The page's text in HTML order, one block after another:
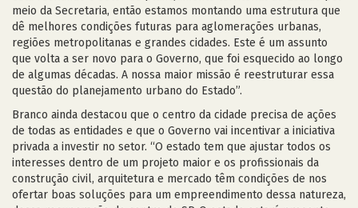
meio da Secretaria, então estamos montando uma estrutura que
dê melhores condições futuras para aglomerações urbanas,
regiões metropolitanas e grandes cidades. Este é um assunto
que volta a ser novo para o Governo, que foi esquecido ao longo
de algumas décadas. A nossa maior missão é reestruturar essa
questão do planejamento urbano do Estado”.
Branco ainda destacou que o centro da cidade precisa de ações
de todas as entidades e que o Governo vai incentivar a iniciativa
privada a investir no setor. “O estado tem que ajustar todos os
interesses dentro de um projeto maior e os profissionais da
construção civil, arquitetura e mercado têm condições de nos
ofertar boas soluções para um empreendimento dessa natureza,